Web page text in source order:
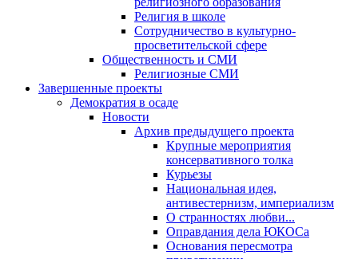
Религия в школе
Сотрудничество в культурно-
просветительской сфере
Общественность и СМИ
Религиозные СМИ
Завершенные проекты
Демократия в осаде
Новости
Архив предыдущего проекта
Крупные мероприятия
консервативного толка
Курьезы
Национальная идея,
антивестернизм, империализм
О странностях любви...
Оправдания дела ЮКОСа
Основания пересмотра